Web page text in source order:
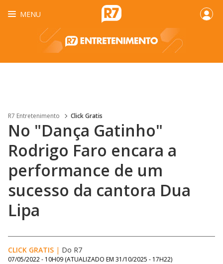
MENU
R7 Entretenimento Click Gratis
No "Dança Gatinho"
Rodrigo Faro encara a
performance de um
sucesso da cantora Dua
Lipa
CLICK GRATIS | Do R7
07/05/2022 - 10H09 (ATUALIZADO EM 31/10/2025 - 17H22)